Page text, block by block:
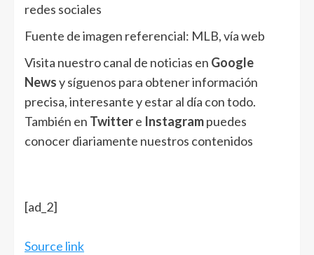
redes sociales
Fuente de imagen referencial: MLB, vía web
Visita nuestro canal de noticias en Google
Newsy síguenos para obtener información
precisa, interesante y estar al día con todo.
También en Twittere Instagrampuedes
conocer diariamente nuestros contenidos
[ad_2]
Source link